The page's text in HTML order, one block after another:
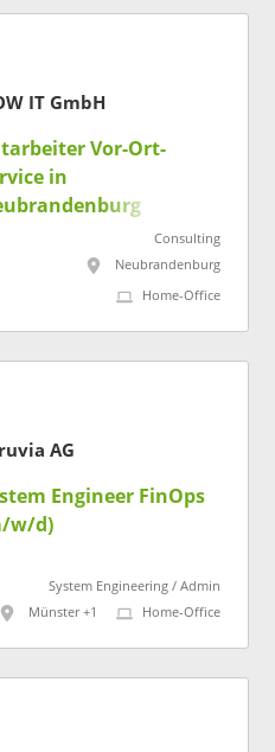
IT GmbH
Vor-Ort-
in
Consulting
Neubrandenburg
Home-Office
AG
Engineer FinOps
w/d)
System Engineering / Admin
Münster +1
Home-Office